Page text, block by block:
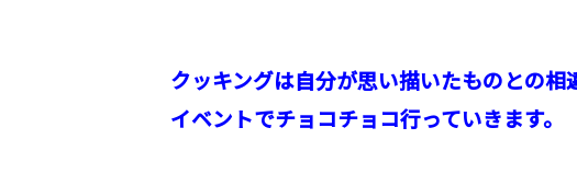
クッキングは自分が思い描いたものとの相
イベントでチョコチョコ行っていきます。